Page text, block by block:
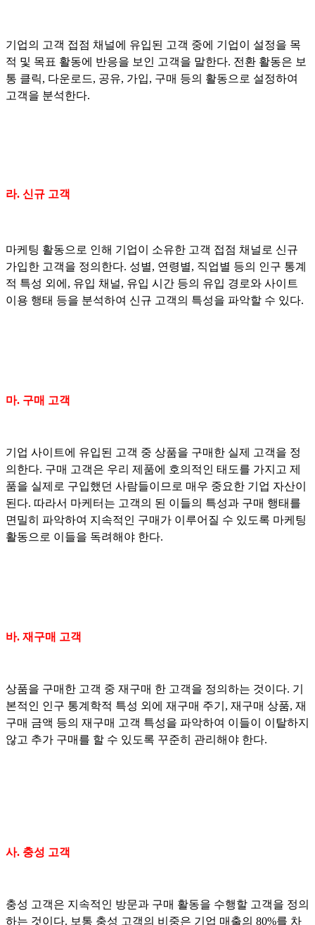
기업의 고객 접점 채널에 유입된 고객 중에 기업이 설정을 목
적 및 목표 활동에 반응을 보인 고객을 말한다. 전환 활동은 보
통 클릭, 다운로드, 공유, 가입, 구매 등의 활동으로 설정하여
고객을 분석한다.
라. 신규 고객
마케팅 활동으로 인해 기업이 소유한 고객 접점 채널로 신규
가입한 고객을 정의한다. 성별, 연령별, 직업별 등의 인구 통계
적 특성 외에, 유입 채널, 유입 시간 등의 유입 경로와 사이트
이용 행태 등을 분석하여 신규 고객의 특성을 파악할 수 있다.
마. 구매 고객
기업 사이트에 유입된 고객 중 상품을 구매한 실제 고객을 정
의한다. 구매 고객은 우리 제품에 호의적인 태도를 가지고 제
품을 실제로 구입했던 사람들이므로 매우 중요한 기업 자산이
된다. 따라서 마케터는 고객의 된 이들의 특성과 구매 행태를
면밀히 파악하여 지속적인 구매가 이루어질 수 있도록 마케팅
활동으로 이들을 독려해야 한다.
바. 재구매 고객
상품을 구매한 고객 중 재구매 한 고객을 정의하는 것이다. 기
본적인 인구 통계학적 특성 외에 재구매 주기, 재구매 상품, 재
구매 금액 등의 재구매 고객 특성을 파악하여 이들이 이탈하지
않고 추가 구매를 할 수 있도록 꾸준히 관리해야 한다.
사. 충성 고객
충성 고객은 지속적인 방문과 구매 활동을 수행할 고객을 정의
하는 것이다. 보통 충성 고객의 비중은 기업 매출의 80%를 차